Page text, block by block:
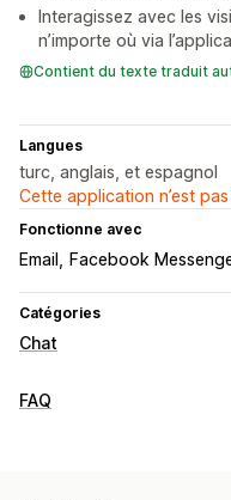
Interagissez avec les
n’importe où via
Contient du texte traduit
Langues
turc, anglais, et espagnol
Cette application n’est
Fonctionne avec
Email Facebook
Catégories
Chat
Messagerie en temps réel
FAQ